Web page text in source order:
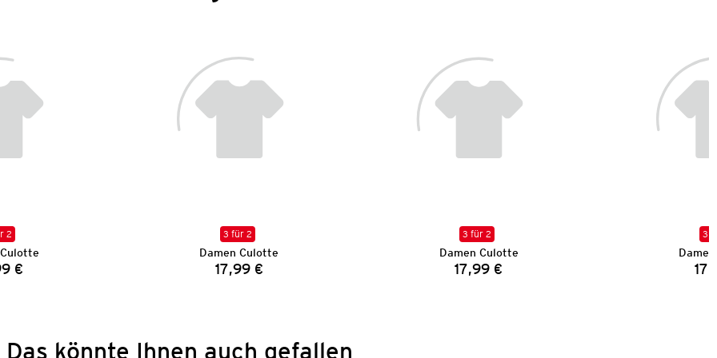
2
€
3 für 2
Damen Culotte
Preis:
17,99 €
3 für 2
Damen Culotte
Preis:
17,99 €
3
Das könnte Ihnen auch gefallen